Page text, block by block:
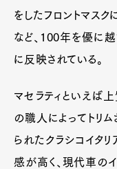
Pen
をしたフロントマス
など、100年を優に
に反映されている。
マセラティといえば
の職人によってトリ
られたクラシコイタ
感が高く、現代車の